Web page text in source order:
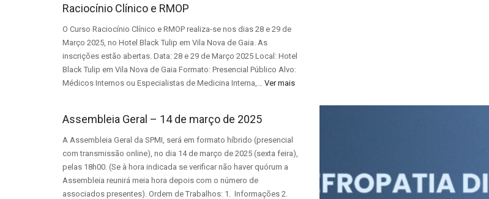
Raciocínio Clínico e RMOP
O Curso Raciocínio Clínico e RMOP realiza-se nos dias 28 e 29 de
Março 2025, no Hotel Black Tulip em Vila Nova de Gaia. As
inscrições estão abertas. Data: 28 e 29 de Março 2025 Local: Hotel
Black Tulip em Vila Nova de Gaia Formato: Presencial Público Alvo:
Médicos Internos ou Especialistas de Medicina Interna,… Ver mais
Assembleia Geral – 14 de março de 2025
A Assembleia Geral da SPMI, será em formato híbrido (presencial
com transmissão online), no dia 14 de março de 2025 (sexta feira),
pelas 18h00. (Se à hora indicada se verificar não haver quórum a
Assembleia reunirá meia hora depois com o número de
associados presentes). Ordem de Trabalhos: 1. Informações 2.